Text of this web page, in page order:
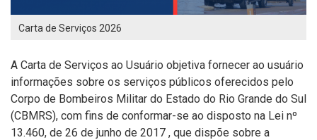
Carta de Serviços 2026
A Carta de Serviços ao Usuário objetiva fornecer ao usuário
informações sobre os serviços públicos oferecidos pelo
Corpo de Bombeiros Militar do Estado do Rio Grande do Sul
(CBMRS), com fins de conformar-se ao disposto na Lei nº
13.460, de 26 de junho de 2017 , que dispõe sobre a